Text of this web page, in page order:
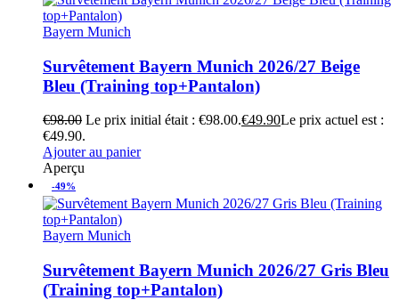
Bayern Munich
Survêtement Bayern Munich 2026/27 Beige
Bleu (Training top+Pantalon)
€98.00 Le prix initial était : €98.00.€49.90Le prix actuel est :
€49.90.
Ajouter au panier
Aperçu
-49%
Bayern Munich
Survêtement Bayern Munich 2026/27 Gris Bleu
(Training top+Pantalon)